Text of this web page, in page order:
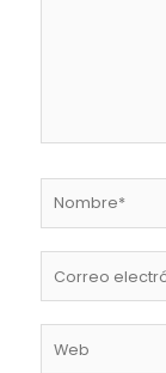
electrónico*